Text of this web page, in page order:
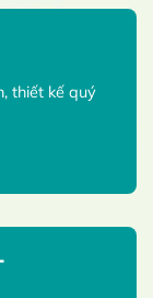
thiết kế quý